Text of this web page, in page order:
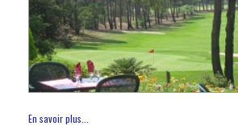
En savoir plus...